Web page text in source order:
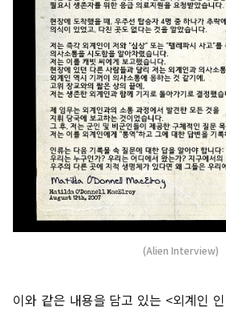
(Alien Interview)
이와 같은 내용을 담고 있는 <외계인